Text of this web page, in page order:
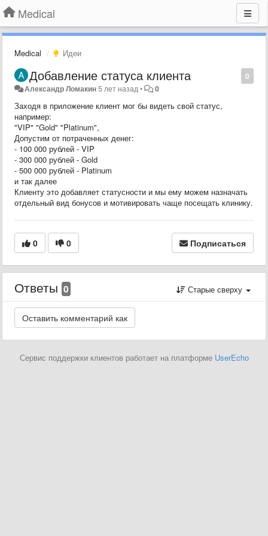
Medical
Medical Идеи
0
Добавление статуса клиента
Александр Ломакин5 лет назад• 0
Заходя в приложение клиент мог бы видеть свой статус,
например:
"VIP" "Gold" "Platinum",
Допустим от потраченных денег:
- 100 000 рублей - VIP
- 300 000 рублей - Gold
- 500 000 рублей - Platinum
и так далее
Клиенту это добавляет статусности и мы ему можем назначать
отдельный вид бонусов и мотивировать чаще посещать клинику.
0 0 Подписаться
Ответы 0 Старые сверху
Сервис поддержки клиентов работает на платформе UserEcho